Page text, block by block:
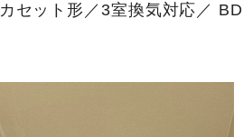
セット形／3室換気対応／